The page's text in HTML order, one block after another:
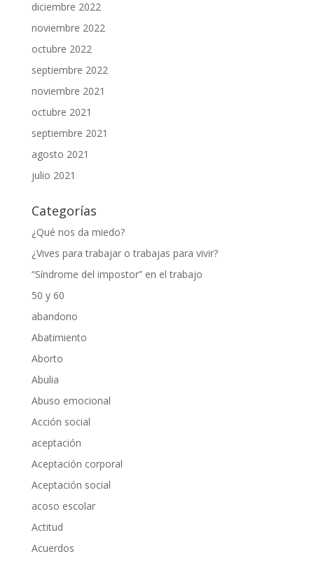
diciembre 2022
noviembre 2022
octubre 2022
septiembre 2022
noviembre 2021
octubre 2021
septiembre 2021
agosto 2021
julio 2021
Categorías
¿Qué nos da miedo?
¿Vives para trabajar o trabajas para vivir?
“Síndrome del impostor” en el trabajo
50 y 60
abandono
Abatimiento
Aborto
Abulia
Abuso emocional
Acción social
aceptación
Aceptación corporal
Aceptación social
acoso escolar
Actitud
Acuerdos